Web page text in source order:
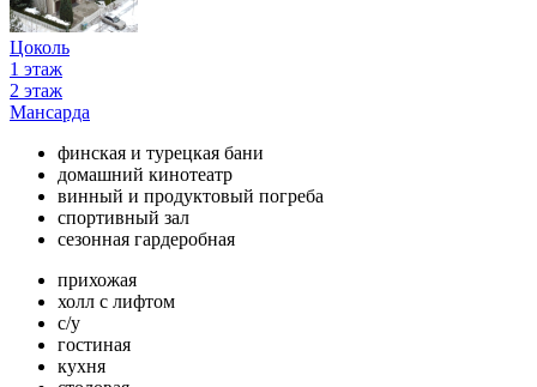
Цоколь
1 этаж
2 этаж
Мансарда
финская и турецкая бани
домашний кинотеатр
винный и продуктовый погреба
спортивный зал
сезонная гардеробная
прихожая
холл с лифтом
с/у
гостиная
кухня